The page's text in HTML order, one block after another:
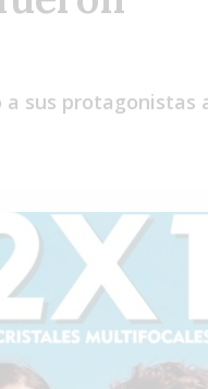
sus protagonistas